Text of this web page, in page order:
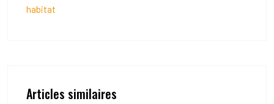
habitat
Articles similaires